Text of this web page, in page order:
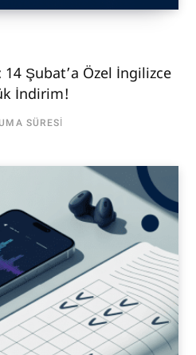
Şubat’a Özel İngilizce
İndirim!
SÜRESI